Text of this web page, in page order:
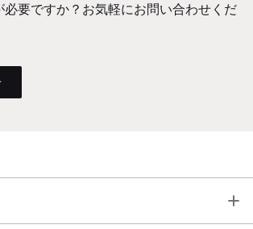
必要ですか？お気軽にお問い合わせくだ